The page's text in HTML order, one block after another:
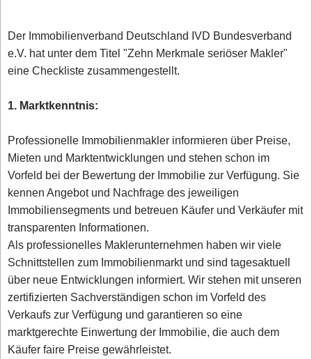
Der Immobilienverband Deutschland IVD Bundesverband
e.V. hat unter dem Titel "Zehn Merkmale seriöser Makler"
eine Checkliste zusammengestellt.
1. Marktkenntnis:
Professionelle Immobilienmakler informieren über Preise,
Mieten und Marktentwicklungen und stehen schon im
Vorfeld bei der Bewertung der Immobilie zur Verfügung. Sie
kennen Angebot und Nachfrage des jeweiligen
Immobiliensegments und betreuen Käufer und Verkäufer mit
transparenten Informationen.
Als professionelles Maklerunternehmen haben wir viele
Schnittstellen zum Immobilienmarkt und sind tagesaktuell
über neue Entwicklungen informiert. Wir stehen mit unseren
zertifizierten Sachverständigen schon im Vorfeld des
Verkaufs zur Verfügung und garantieren so eine
marktgerechte Einwertung der Immobilie, die auch dem
Käufer faire Preise gewährleistet.